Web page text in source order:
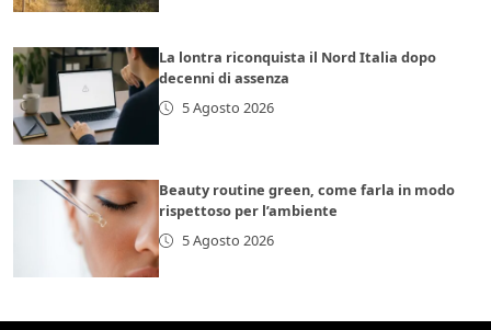
La lontra riconquista il Nord Italia dopo
decenni di assenza
5 Agosto 2026
Beauty routine green, come farla in modo
rispettoso per l’ambiente
5 Agosto 2026